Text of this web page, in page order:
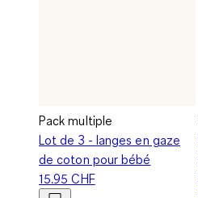
Pack multiple
Lot de 3 - langes en gaze
de coton pour bébé
15.95 CHF